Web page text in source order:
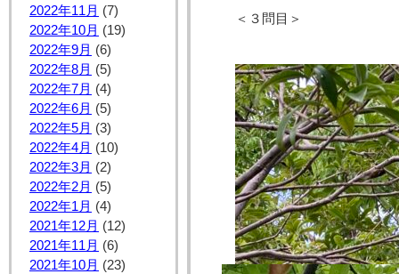
2022年11月 (7)
2022年10月 (19)
2022年9月 (6)
2022年8月 (5)
2022年7月 (4)
2022年6月 (5)
2022年5月 (3)
2022年4月 (10)
2022年3月 (2)
2022年2月 (5)
2022年1月 (4)
2021年12月 (12)
2021年11月 (6)
2021年10月 (23)
＜３問目